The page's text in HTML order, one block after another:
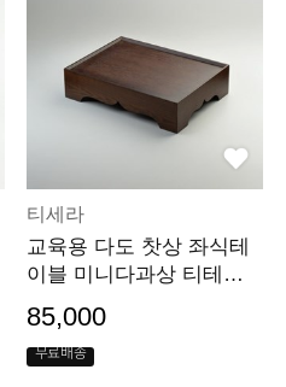
티세라
교육용 다도 찻상 좌식테
이블 미니다과상 티테이
85,000
무료배송